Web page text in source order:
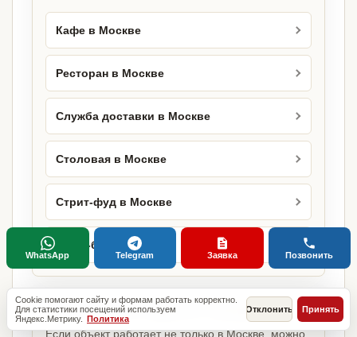
Кафе в Москве
Ресторан в Москве
Служба доставки в Москве
Столовая в Москве
Стрит-фуд в Москве
Суши-бар в Москве
Та же задача в других городах
Если объект работает не только в Москве, можно
Cookie помогают сайту и формам работать корректно.
Для статистики посещений используем
Яндекс.Метрику. Политика
Отклонить Принять
WhatsApp Telegram Заявка Позвонить